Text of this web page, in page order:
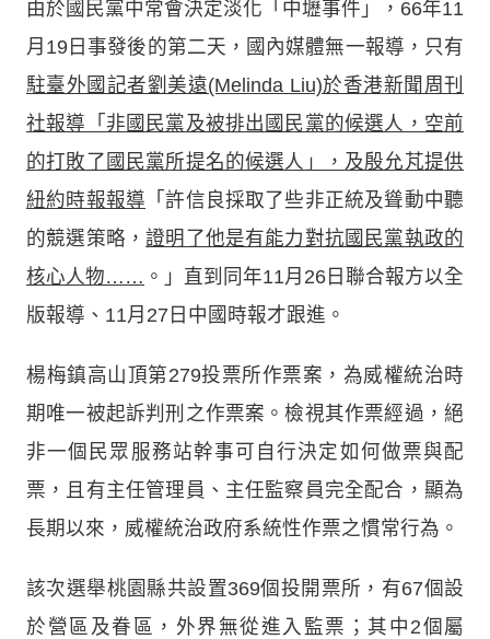
由於國民黨中常會決定淡化「中壢事件」，66年11
月19日事發後的第二天，國內媒體無一報導，只有
駐臺外國記者劉美遠(Melinda Liu)於香港新聞周刊
社報導「非國民黨及被排出國民黨的候選人，空前
的打敗了國民黨所提名的候選人」，及殷允芃提供
紐約時報報導 「許信良採取了些非正統及聳動中聽
的競選策略，證明了他是有能力對抗國民黨執政的
核心人物…… 。」直到同年11月26日聯合報方以全
版報導、11月27日中國時報才跟進。
楊梅鎮高山頂第279投票所作票案，為威權統治時
期唯一被起訴判刑之作票案。檢視其作票經過，絕
非一個民眾服務站幹事可自行決定如何做票與配
票，且有主任管理員、主任監察員完全配合，顯為
長期以來，威權統治政府系統性作票之慣常行為。
該次選舉桃園縣共設置369個投開票所，有67個設
於營區及眷區，外界無從進入監票；其中2個屬